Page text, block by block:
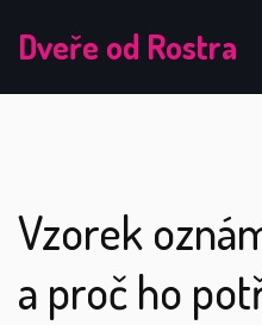
Dveře od Rostra
Vzorek
a proč ho